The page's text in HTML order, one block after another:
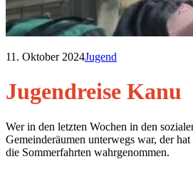
11. Oktober 2024Jugend
Jugendreise Kanu
Wer in den letzten Wochen in den
Gemeinderäumen unterwegs war, der
die Sommerfahrten wahrgenommen.